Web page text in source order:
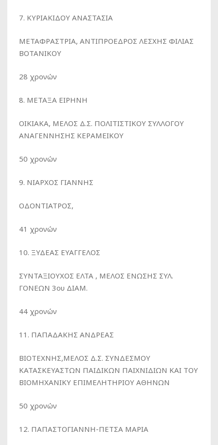
7. ΚΥΡΙΑΚΙΔΟΥ ΑΝΑΣΤΑΣΙΑ
ΜΕΤΑΦΡΑΣΤΡΙΑ, ΑΝΤΙΠΡΟΕΔΡΟΣ ΛΕΣΧΗΣ ΦΙΛΙΑΣ
ΒΟΤΑΝΙΚΟΥ
28 χρονών
8. ΜΕΤΑΞΑ EIΡHNH
ΟΙΚΙΑΚΑ, ΜΕΛΟΣ Δ.Σ. ΠΟΛΙΤΙΣΤΙΚΟΥ ΣΥΛΛΟΓΟΥ
ΑΝΑΓΕΝΝΗΣΗΣ ΚΕΡΑΜΕΙΚΟΥ
50 χρονών
9. ΝΙΑΡΧΟΣ ΓΙΑΝΝΗΣ
ΟΔΟΝΤΙΑΤΡΟΣ,
41 χρονών
10. ΞΥΔΕΑΣ ΕΥΑΓΓΕΛΟΣ
ΣΥΝΤΑΞΙΟΥΧΟΣ ΕΛΤΑ , ΜΕΛΟΣ ΕΝΩΣΗΣ ΣΥΛ.
ΓΟΝΕΩΝ 3ου ΔΙΑΜ.
44 χρονών
11. ΠΑΠΑΔΑΚΗΣ ΑΝΔΡΕΑΣ
ΒΙΟΤΕΧΝΗΣ,ΜΕΛΟΣ Δ.Σ. ΣΥΝΔΕΣΜΟΥ
ΚΑΤΑΣΚΕΥΑΣΤΩΝ ΠΑΙΔΙΚΩΝ ΠΑΙΧΝΙΔΙΩΝ ΚΑΙ ΤΟΥ
ΒΙΟΜΗΧΑΝΙΚΥ ΕΠΙΜΕΛΗΤΗΡΙΟΥ ΑΘΗΝΩΝ
50 χρονών
12. ΠΑΠΑΣΤΟΓΙΑΝΝΗ-ΠΕΤΣΑ ΜΑΡΙΑ